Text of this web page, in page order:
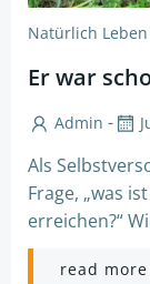
Natürlich Leben
Er war
Admin -
Als
Frage, „was
erreichen?“
read more